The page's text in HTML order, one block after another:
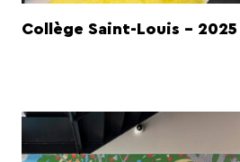
Collège Saint-Louis - 2025